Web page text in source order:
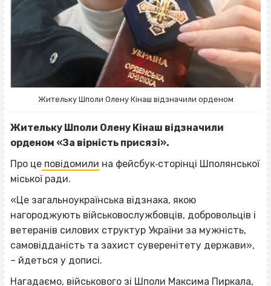
Жительку Шполи Олену Кінаш відзначили орденом
Жительку Шполи Олену Кінаш відзначили
орденом «За вірність присязі».
Про це повідомили на фейсбук‐сторінці Шполянської
міської ради.
«Це загальноукраїнська відзнака, якою
нагороджують військовослужбовців, добровольців і
ветеранів силових структур України за мужність,
самовідданість та захист суверенітету держави»,
– йдеться у дописі.
Нагадаємо, військового зі Шполи Максима Пиркала,